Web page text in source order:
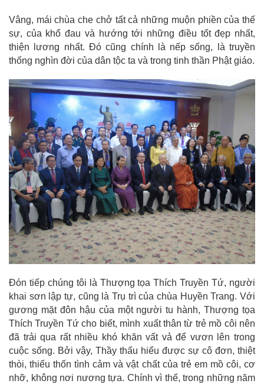
Vâng, mái chùa che chở tất cả những muộn phiền của thế
sự, của khổ đau và hướng tới những điều tốt đẹp nhất,
thiện lương nhất. Đó cũng chính là nếp sống, là truyền
thống nghìn đời của dân tộc ta và trong tinh thần Phật giáo.
Đón tiếp chúng tôi là Thượng tọa Thích Truyền Tứ, người
khai sơn lập tự, cũng là Trụ trì của chùa Huyền Trang. Với
gương mặt đôn hậu của một người tu hành, Thượng tọa
Thích Truyền Tứ cho biết, mình xuất thân từ trẻ mồ côi nên
đã trải qua rất nhiều khó khăn vất vả để vươn lên trong
cuộc sống. Bởi vậy, Thầy thấu hiểu được sự cô đơn, thiệt
thòi, thiếu thốn tình cảm và vật chất của trẻ em mồ côi, cơ
nhỡ, không nơi nương tựa. Chính vì thế, trong những năm